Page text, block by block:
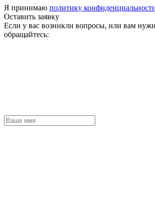
Я принимаю политику
Оставить заявку
Если у вас возникли вопросы, или вам
обращайтесь: